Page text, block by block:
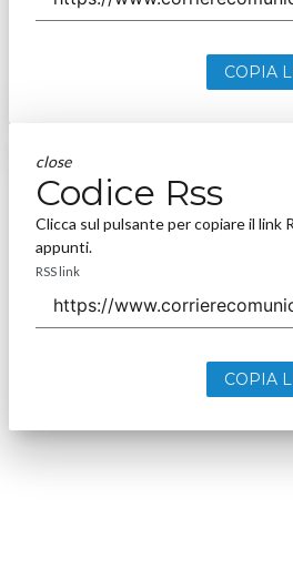
COPIA
close
Codice Rss
Clicca sul pulsante per copiare il link
appunti.
RSS link
COPIA